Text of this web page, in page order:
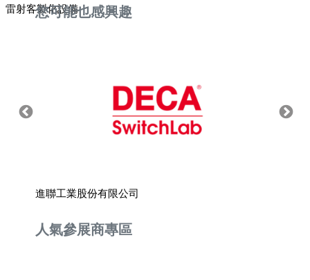
雷射客製化設備
您可能也感興趣
進聯工業股份有限公司
人氣參展商專區